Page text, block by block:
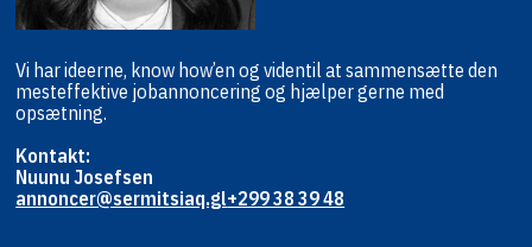
Vi har ideerne, know how’en og videntil at sammensætte den
mesteffektive jobannoncering og hjælpergerne med
opsætning.
Kontakt:
Nuunu Josefsen
annoncer@sermitsiaq.gl+299 38 39 48